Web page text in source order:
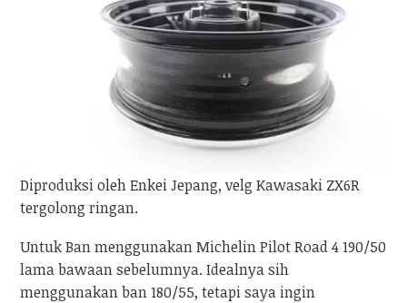
Diproduksi oleh Enkei Jepang, velg Kawasaki ZX6R
tergolong ringan.
Untuk Ban menggunakan Michelin Pilot Road 4 190/50
lama bawaan sebelumnya. Idealnya sih
menggunakan ban 180/55, tetapi saya ingin